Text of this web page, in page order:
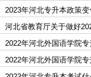
2023年河北专升本政策
河北省教育厅关于做好
招生工作的通知
2022年河北外国语学院
2022年河北外国语学院